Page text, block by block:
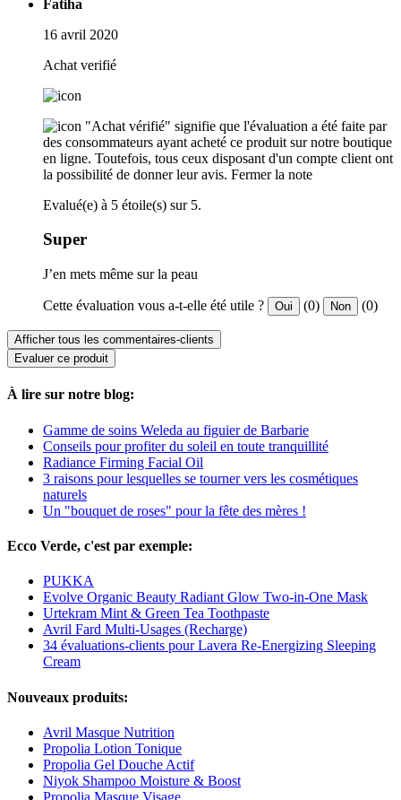
Fatiha
16 avril 2020
Achat verifié
"Achat vérifié" signifie que l'évaluation a été faite par
des consommateurs ayant acheté ce produit sur notre boutique
en ligne. Toutefois, tous ceux disposant d'un compte client ont
la possibilité de donner leur avis. Fermer la note
Evalué(e) à 5 étoile(s) sur 5.
Super
J’en mets même sur la peau
Cette évaluation vous a-t-elle été utile ? Oui (0) Non (0)
Afficher tous les commentaires-clients
Evaluer ce produit
À lire sur notre blog:
Gamme de soins Weleda au figuier de Barbarie
Conseils pour profiter du soleil en toute tranquillité
Radiance Firming Facial Oil
3 raisons pour lesquelles se tourner vers les cosmétiques
naturels
Un "bouquet de roses" pour la fête des mères !
Ecco Verde, c'est par exemple:
PUKKA
Evolve Organic Beauty Radiant Glow Two-in-One Mask
Urtekram Mint & Green Tea Toothpaste
Avril Fard Multi-Usages (Recharge)
34 évaluations-clients pour Lavera Re-Energizing Sleeping
Cream
Nouveaux produits:
Avril Masque Nutrition
Propolia Lotion Tonique
Propolia Gel Douche Actif
Niyok Shampoo Moisture & Boost
Propolia Masque Visage